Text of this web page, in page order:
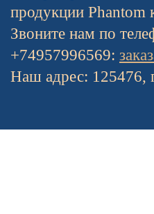
продукции Phantom
Звоните нам по
+74957996569:
Наш адрес: 125476,